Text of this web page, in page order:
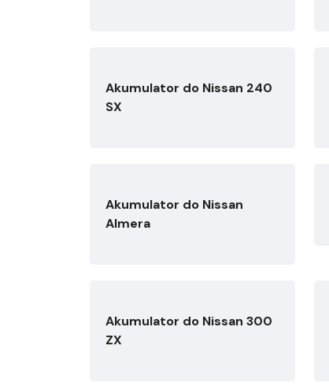
Akumulator do Nissan 240
SX
Akumulator do Nissan
Almera
Akumulator do Nissan 300
ZX